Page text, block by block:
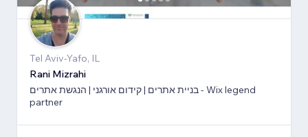
Tel Aviv-Yafo, IL
Rani Mizrahi
בניית אתרים | קידום אורגני | הנגשת אתרים - Wix legend
partner